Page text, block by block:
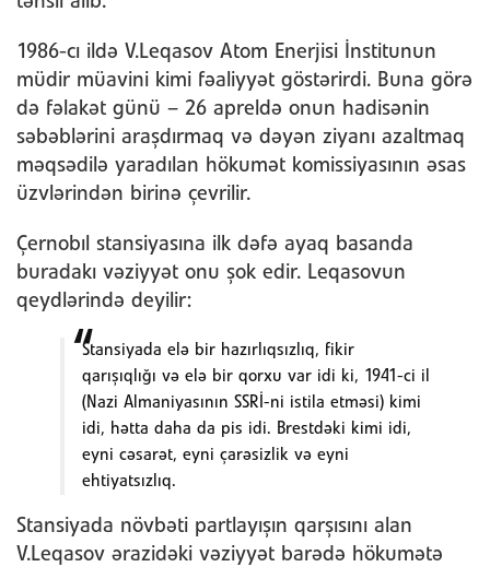
1986-cı ildə V.Leqasov Atom Enerjisi İnstitunun
müdir müavini kimi fəaliyyət göstərirdi. Buna görə
də fəlakət günü – 26 apreldə onun hadisənin
səbəblərini araşdırmaq və dəyən ziyanı azaltmaq
məqsədilə yaradılan hökumət komissiyasının əsas
üzvlərindən birinə çevrilir.
Çernobıl stansiyasına ilk dəfə ayaq basanda
buradakı vəziyyət onu şok edir. Leqasovun
qeydlərində deyilir:
Stansiyada elə bir hazırlıqsızlıq, fikir
qarışıqlığı və elə bir qorxu var idi ki, 1941-ci il
(Nazi Almaniyasının SSRİ-ni istila etməsi) kimi
idi, hətta daha da pis idi. Brestdəki kimi idi,
eyni cəsarət, eyni çarəsizlik və eyni
ehtiyatsızlıq.
Stansiyada növbəti partlayışın qarşısını alan
V.Leqasov ərazidəki vəziyyət barədə hökumətə